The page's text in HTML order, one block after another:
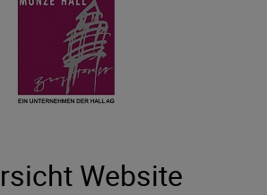
Website